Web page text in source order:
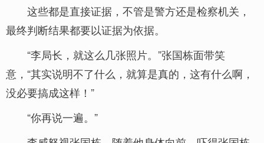
这些都是直接证据，不管是警方还是检察机关，
最终判断结果都要以证据为依据。
“李局长，就这么几张照片。”张国栋面带笑
意，“其实说明不了什么，就算是真的，这有什么啊，
没必要搞成这样！”
“你再说一遍。”